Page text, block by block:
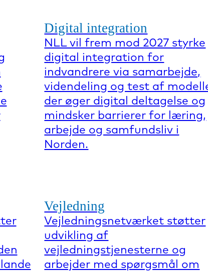
Digital integration
NLL vil frem mod 2027 styrke
digital integration for
indvandrere via samarbejde,
videndeling og test af
der øger digital deltagelse og
mindsker barrierer for læring,
arbejde og samfundsliv i
Norden.
Vejledning
Vejledningsnetværket støtter
udvikling af
vejledningstjenesterne og
arbejder med spørgsmål om